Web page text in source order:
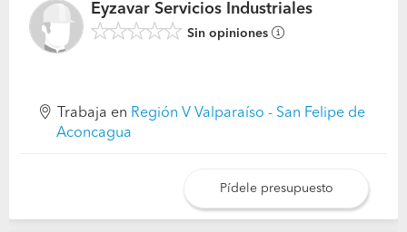
Eyzavar Servicios Industriales
Sin opiniones
Trabaja en Región V Valparaíso - San Felipe de
Aconcagua
Pídele presupuesto